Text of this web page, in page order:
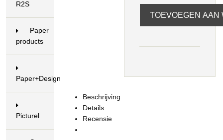
R2S
Paper
products
Paper+Design
Picturel
Beschrijving
Details
Recensie